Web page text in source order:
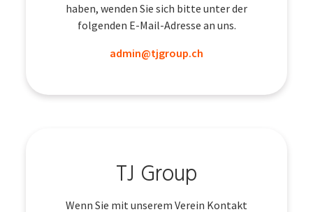
haben, wenden Sie sich bitte unter der
folgenden E-Mail-Adresse an uns.
admin@tjgroup.ch
TJ Group
Wenn Sie mit unserem Verein Kontakt